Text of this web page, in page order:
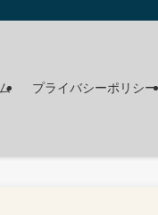
プライバシーポリシー